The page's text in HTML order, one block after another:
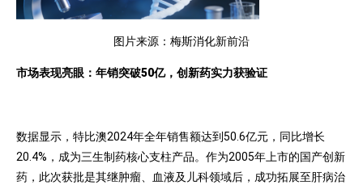
图片来源：梅斯消化新前沿
市场表现亮眼：年销突破50亿，创新药实力获验证
数据显示，特比澳2024年全年销售额达到50.6亿元，同比增长
20.4%，成为三生制药核心支柱产品。作为2005年上市的国产创新
药，此次获批是其继肿瘤、血液及儿科领域后，成功拓展至肝病治